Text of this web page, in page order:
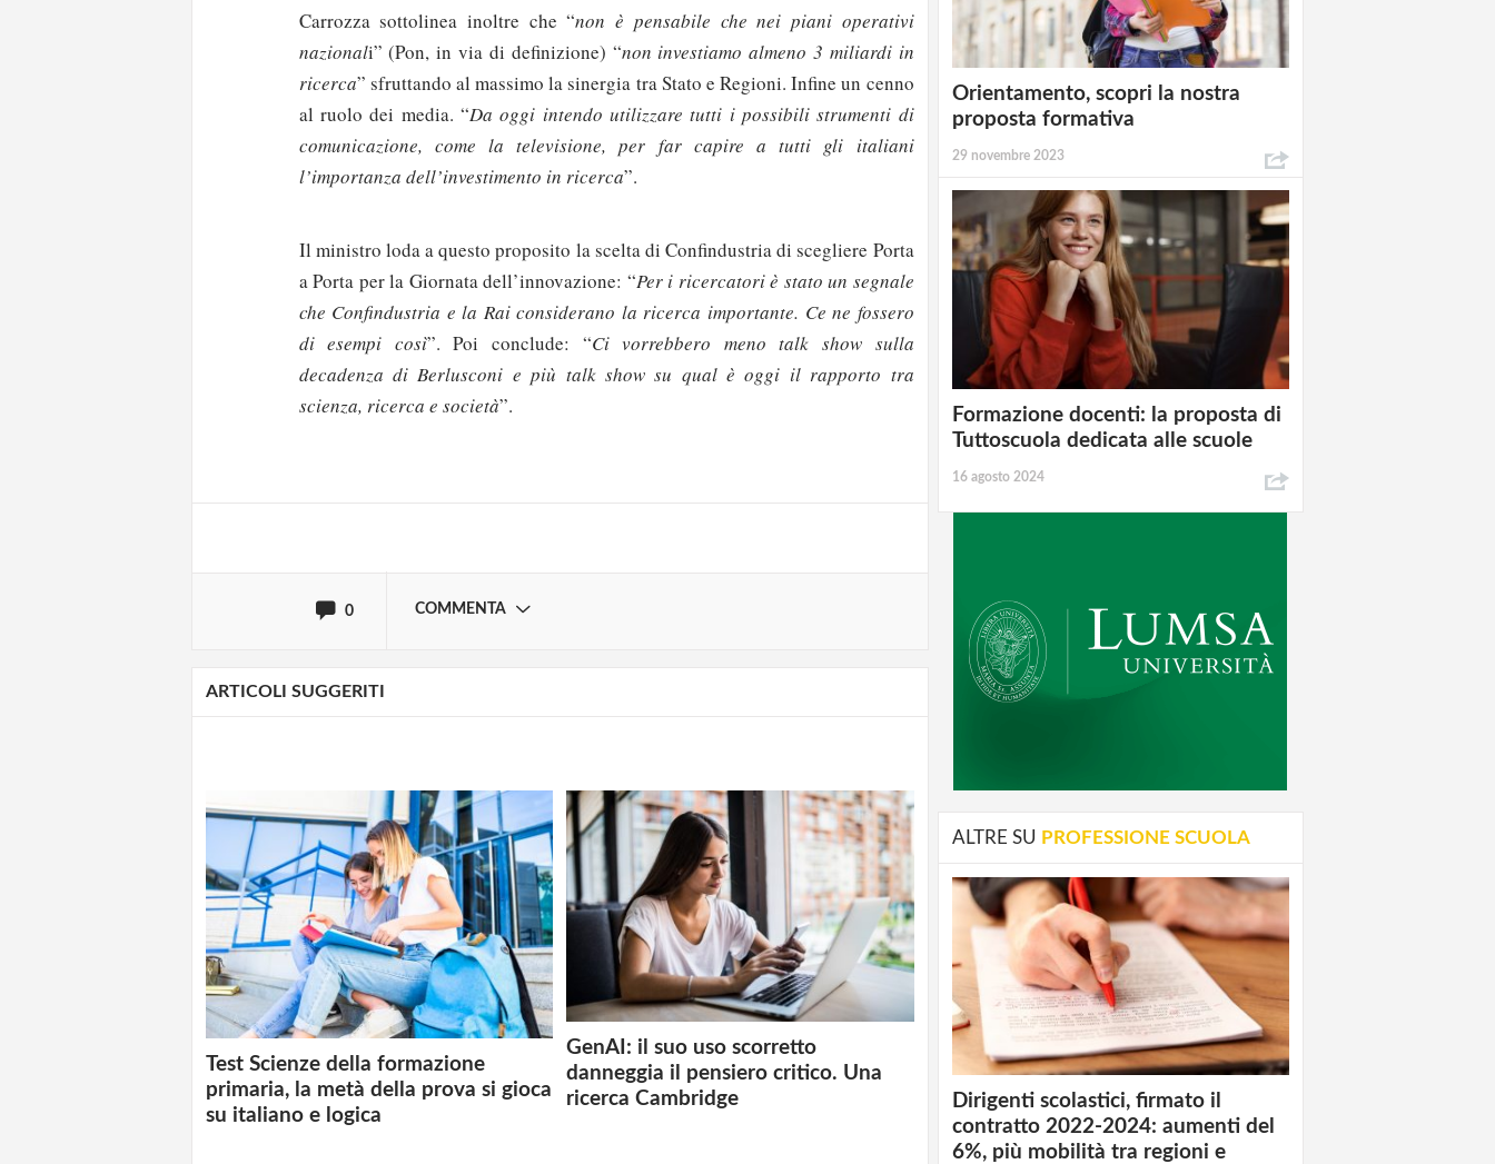
Carrozza sottolinea inoltre che “non è pensabile che nei piani operativi
nazionali” (Pon, in via di definizione) “non investiamo almeno 3 miliardi in
ricerca” sfruttando al massimo la sinergia tra Stato e Regioni. Infine un cenno
al ruolo dei media. “Da oggi intendo utilizzare tutti i possibili strumenti di
comunicazione, come la televisione, per far capire a tutti gli italiani
l’importanza dell’investimento in ricerca”.
Il ministro loda a questo proposito la scelta di Confindustria di scegliere Porta
a Porta per la Giornata dell’innovazione: “Per i ricercatori è stato un segnale
che Confindustria e la Rai considerano la ricerca importante. Ce ne fossero
di esempi così”. Poi conclude: “Ci vorrebbero meno talk show sulla
decadenza di Berlusconi e più talk show su qual è oggi il rapporto tra
scienza, ricerca e società”.
0 COMMENTA
Solo gli utenti registrati possono commentare!
ARTICOLI SUGGERITI
Test Scienze della formazione
primaria, la metà della prova si gioca
su italiano e logica
GenAI: il suo uso scorretto
danneggia il pensiero critico. Una
ricerca Cambridge
Orientamento, scopri la nostra
proposta formativa
29 novembre 2023
Formazione docenti: la proposta di
Tuttoscuola dedicata alle scuole
16 agosto 2024
ALTRE SU PROFESSIONE SCUOLA
Dirigenti scolastici, firmato il
contratto 2022-2024: aumenti del
6%, più mobilità tra regioni e